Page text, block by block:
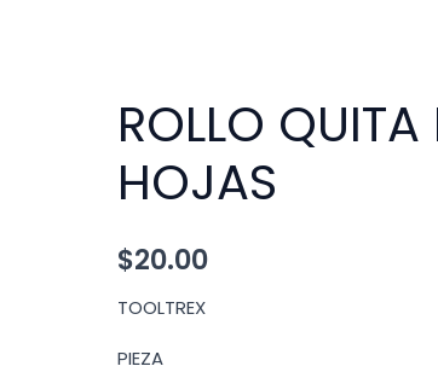
ROLLO
HOJAS
$20.00
TOOLTREX
PIEZA